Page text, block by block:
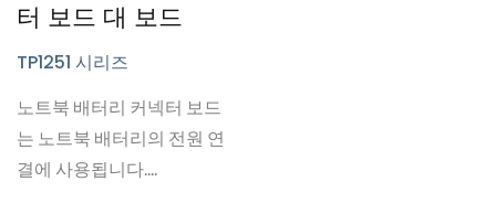
터 보드 대 보드
TP1251 시리즈
노트북 배터리 커넥터 보드
는 노트북 배터리의 전원 연
결에 사용됩니다....